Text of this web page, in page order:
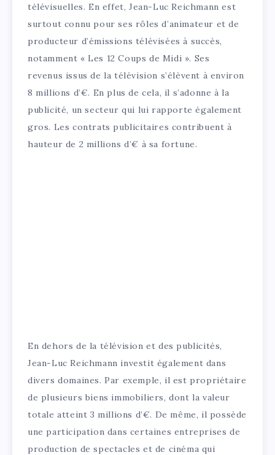
télévisuelles. En effet, Jean-Luc Reichmann est
surtout connu pour ses rôles d’animateur et de
producteur d’émissions télévisées à succès,
notamment « Les 12 Coups de Midi ». Ses
revenus issus de la télévision s’élèvent à environ
8 millions d’€. En plus de cela, il s’adonne à la
publicité, un secteur qui lui rapporte également
gros. Les contrats publicitaires contribuent à
hauteur de 2 millions d’€ à sa fortune.
En dehors de la télévision et des publicités,
Jean-Luc Reichmann investit également dans
divers domaines. Par exemple, il est propriétaire
de plusieurs biens immobiliers, dont la valeur
totale atteint 3 millions d’€. De même, il possède
une participation dans certaines entreprises de
production de spectacles et de cinéma qui